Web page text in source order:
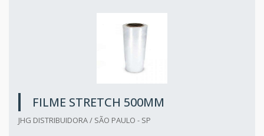
FILME STRETCH 500MM
JHG DISTRIBUIDORA / SÃO PAULO - SP